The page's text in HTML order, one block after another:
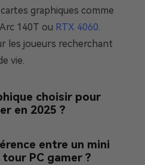
graphiques comme
140T ou RTX 4060
les joueurs recherchant
vie.
choisir pour
en 2025 ?
entre un mini
PC gamer ?